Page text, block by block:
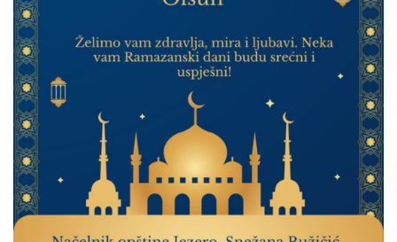
Izvještaj o radu načelnika
SKUPŠTINA
Statut Opštine
Skupštinsko vijeće opštine jezero
Sastav Skupštine